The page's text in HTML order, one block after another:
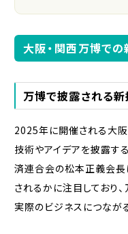
大阪・関西万博で
万博で披露される新
2025年に開催される大阪
技術やアイデアを披露す
済連合会の松本正義会長
されるかに注目しており
実際のビジネスにつなが